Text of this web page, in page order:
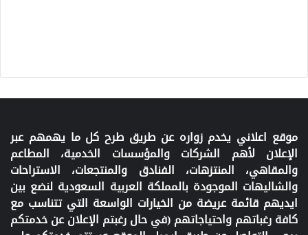
موقع اعلاني يخدم زواره عن طريق طرح كل ما يهمهم عبر
الإعلان لأهم الشركات والمؤسسات الخدمية، المطاعم
والمقاهي، المنتزهات، الفنادق والمنتجعات، الاستراحات
والشاليهات الموجودة بالمملكة العربية السعودية لنضع بين
ايديهم قائمة عريضة من الخيارات الواسعة التي تتناسب مع
كافة رغباتهم واحتياجاتهم (في حال رغبتم الإعلان عن خدمتكم